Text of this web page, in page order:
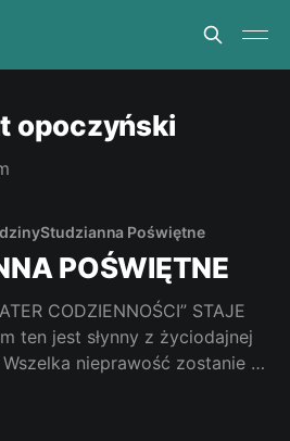
opoczyński
Studzianna Poświętne
POŚWIĘTNE
CODZIENNOŚCI” STAJE
nieprawość zostanie w
Ktokolwiek biegnie ku niej,